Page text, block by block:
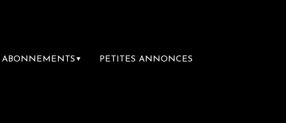
ABONNEMENTS ▼ PETITES ANNONCES